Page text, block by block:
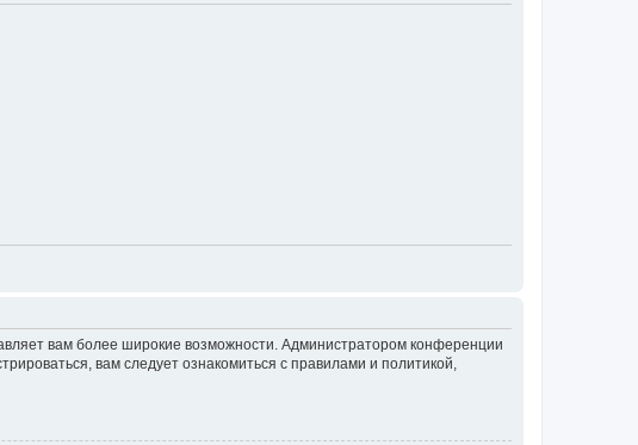
вам более широкие возможности. Администратором конференции
вам следует ознакомиться с правилами и политикой,